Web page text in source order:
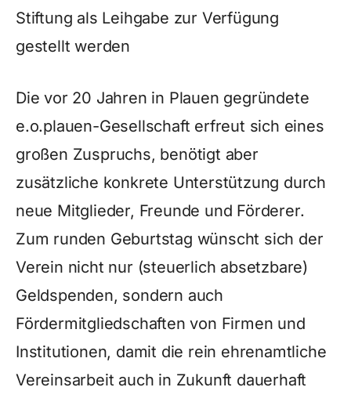
Stiftung als Leihgabe zur Verfügung
gestellt werden
Die vor 20 Jahren in Plauen gegründete
e.o.plauen-Gesellschaft erfreut sich eines
großen Zuspruchs, benötigt aber
zusätzliche konkrete Unterstützung durch
neue Mitglieder, Freunde und Förderer.
Zum runden Geburtstag wünscht sich der
Verein nicht nur (steuerlich absetzbare)
Geldspenden, sondern auch
Fördermitgliedschaften von Firmen und
Institutionen, damit die rein ehrenamtliche
Vereinsarbeit auch in Zukunft dauerhaft